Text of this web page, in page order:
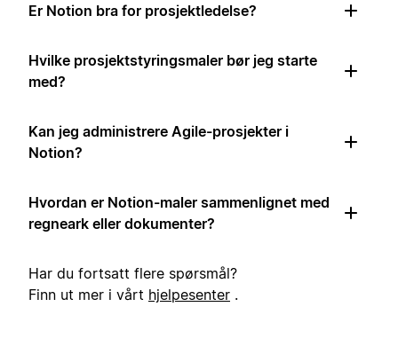
Er Notion bra for prosjektledelse?
Hvilke prosjektstyringsmaler bør jeg starte
med?
Kan jeg administrere Agile-prosjekter i
Notion?
Hvordan er Notion-maler sammenlignet med
regneark eller dokumenter?
Har du fortsatt flere spørsmål?
Finn ut mer i vårt hjelpesenter .